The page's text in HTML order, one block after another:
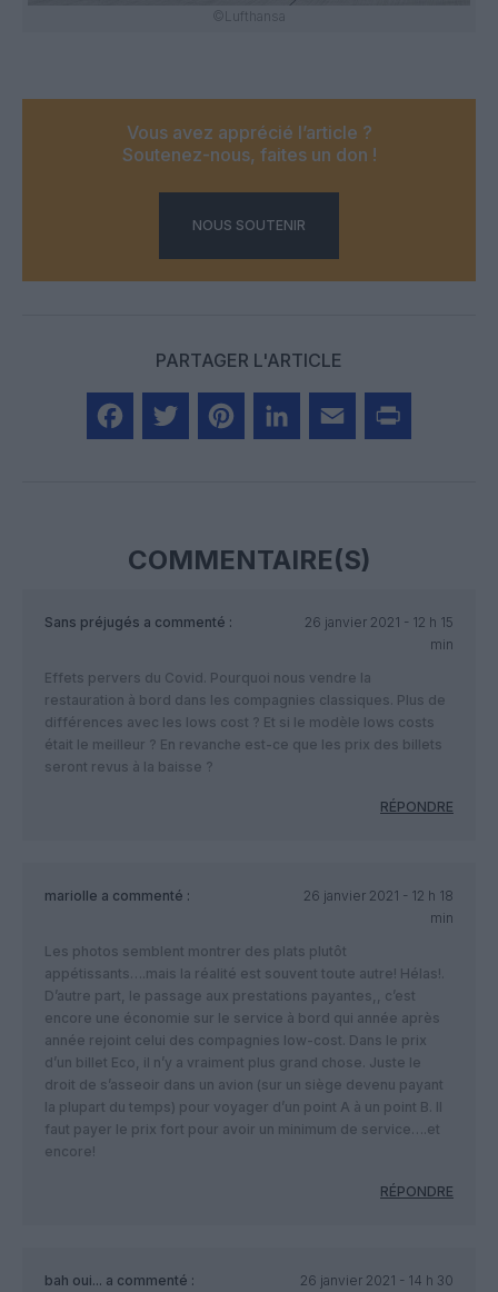
©Lufthansa
Vous avez apprécié l’article ?
Soutenez-nous, faites un don !
NOUS SOUTENIR
PARTAGER L'ARTICLE
COMMENTAIRE(S)
Sans préjugés a commenté :
26 janvier 2021 - 12 h 15
min
Effets pervers du Covid. Pourquoi nous vendre la
restauration à bord dans les compagnies classiques. Plus de
différences avec les lows cost ? Et si le modèle lows costs
était le meilleur ? En revanche est-ce que les prix des billets
seront revus à la baisse ?
RÉPONDRE
mariolle a commenté :
26 janvier 2021 - 12 h 18
min
Les photos semblent montrer des plats plutôt
appétissants….mais la réalité est souvent toute autre! Hélas!.
D’autre part, le passage aux prestations payantes,, c’est
encore une économie sur le service à bord qui année après
année rejoint celui des compagnies low-cost. Dans le prix
d’un billet Eco, il n’y a vraiment plus grand chose. Juste le
droit de s’asseoir dans un avion (sur un siège devenu payant
la plupart du temps) pour voyager d’un point A à un point B. Il
faut payer le prix fort pour avoir un minimum de service….et
encore!
RÉPONDRE
bah oui... a commenté :
26 janvier 2021 - 14 h 30